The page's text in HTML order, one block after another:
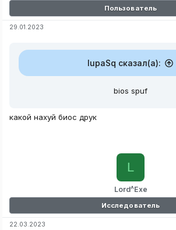
Пользователь
29.01.2023
lupaSq сказал(а):
bios spuf
какой нахуй биос друк
Lord^Exe
L
Исследователь
22.03.2023